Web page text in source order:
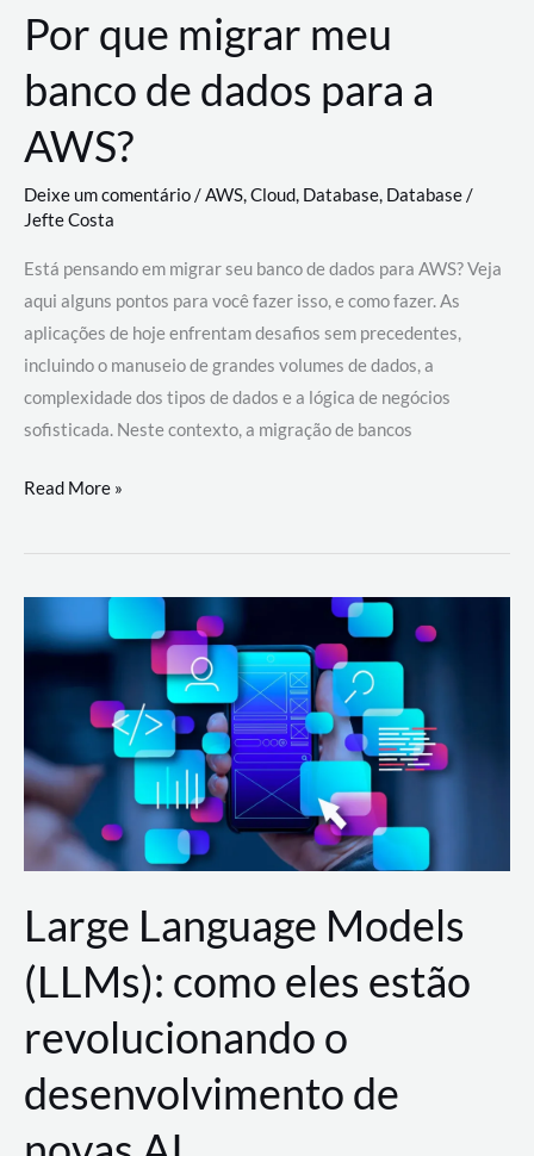
Por que migrar meu
banco de dados para a
AWS?
Deixe um comentário/AWS,Cloud, Database, Database/
Jefte Costa
Está pensando em migrar seu banco de dados para AWS? Veja
aqui alguns pontos para você fazer isso, e como fazer. As
aplicações de hoje enfrentam desafios sem precedentes,
incluindo o manuseio de grandes volumes de dados, a
complexidade dos tipos de dados e a lógica de negócios
sofisticada. Neste contexto, a migração de bancos
Por
migrar
de
a
AWS?
Read More »
Large Language Models
(LLMs): como eles estão
revolucionando o
desenvolvimento de